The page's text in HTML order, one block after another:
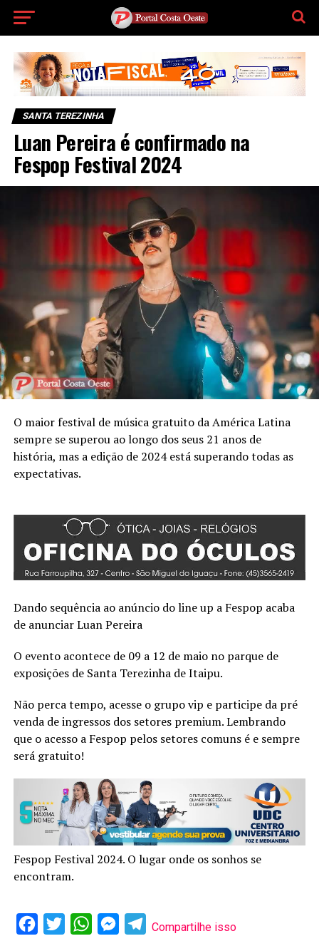
SANTA TEREZINHA
Luan Pereira é confirmado na
Fespop Festival 2024
O maior festival de música gratuito da América Latina
sempre se superou ao longo dos seus 21 anos de
história, mas a edição de 2024 está superando todas as
expectativas.
Dando sequência ao anúncio do line up a Fespop acaba
de anunciar Luan Pereira
O evento acontece de 09 a 12 de maio no parque de
exposições de Santa Terezinha de Itaipu.
Não perca tempo, acesse o grupo vip e participe da pré
venda de ingressos dos setores premium. Lembrando
que o acesso a Fespop pelos setores comuns é e sempre
será gratuito!
Fespop Festival 2024. O lugar onde os sonhos se
encontram.
Facebook
Twitter WhatsAppMessenger
Telegram
Compartilhe isso